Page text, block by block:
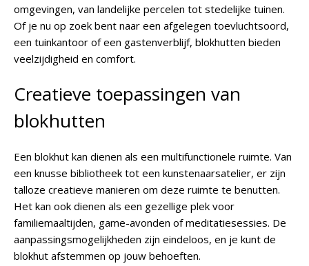
omgevingen, van landelijke percelen tot stedelijke tuinen.
Of je nu op zoek bent naar een afgelegen toevluchtsoord,
een tuinkantoor of een gastenverblijf, blokhutten bieden
veelzijdigheid en comfort.
Creatieve toepassingen van
blokhutten
Een blokhut kan dienen als een multifunctionele ruimte. Van
een knusse bibliotheek tot een kunstenaarsatelier, er zijn
talloze creatieve manieren om deze ruimte te benutten.
Het kan ook dienen als een gezellige plek voor
familiemaaltijden, game-avonden of meditatiesessies. De
aanpassingsmogelijkheden zijn eindeloos, en je kunt de
blokhut afstemmen op jouw behoeften.